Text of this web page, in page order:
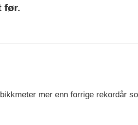
før.
mer enn forrige rekordår